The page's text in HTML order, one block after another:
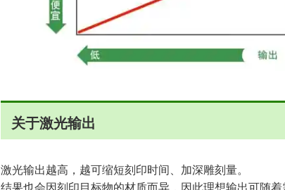
关于激光输出
激光输出越高，越可缩短刻印时间、加深雕刻量。